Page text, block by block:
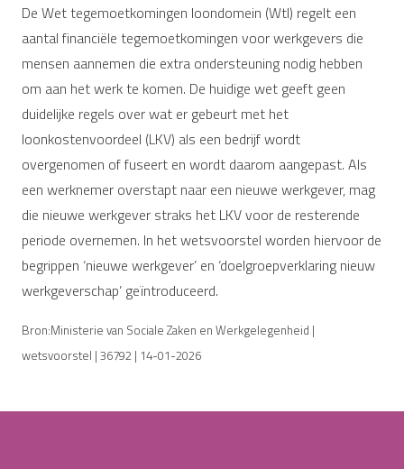
De Wet tegemoetkomingen loondomein (Wtl) regelt een
aantal financiële tegemoetkomingen voor werkgevers die
mensen aannemen die extra ondersteuning nodig hebben
om aan het werk te komen. De huidige wet geeft geen
duidelijke regels over wat er gebeurt met het
loonkostenvoordeel (LKV) als een bedrijf wordt
overgenomen of fuseert en wordt daarom aangepast. Als
een werknemer overstapt naar een nieuwe werkgever, mag
die nieuwe werkgever straks het LKV voor de resterende
periode overnemen. In het wetsvoorstel worden hiervoor de
begrippen ‘nieuwe werkgever’ en ‘doelgroepverklaring nieuw
werkgeverschap’ geïntroduceerd.
Bron:Ministerie van Sociale Zaken en Werkgelegenheid |
wetsvoorstel | 36792 | 14-01-2026